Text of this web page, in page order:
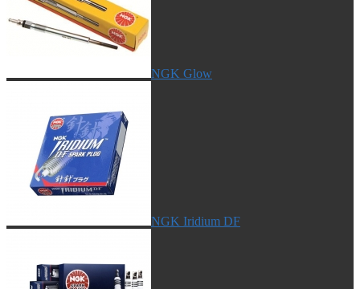
NGK Glow
NGK Iridium DF